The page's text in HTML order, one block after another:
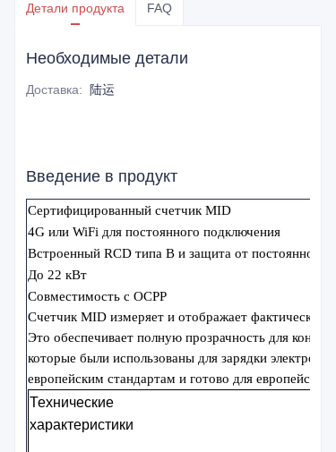
Детали продукта FAQ
Необходимые детали
Доставка: 陆运
Введение в продукт
Сертифицированный счетчик MID
4G или WiFi для постоянного подключения
Встроенный RCD типа B и защита от постоянного
До 22 кВт
Совместимость с OCPP
Счетчик MID измеряет и отображает фактическое
Это обеспечивает полную прозрачность для
которые были использованы для зарядки
европейским стандартам и готово для европейских
Технические
характеристики